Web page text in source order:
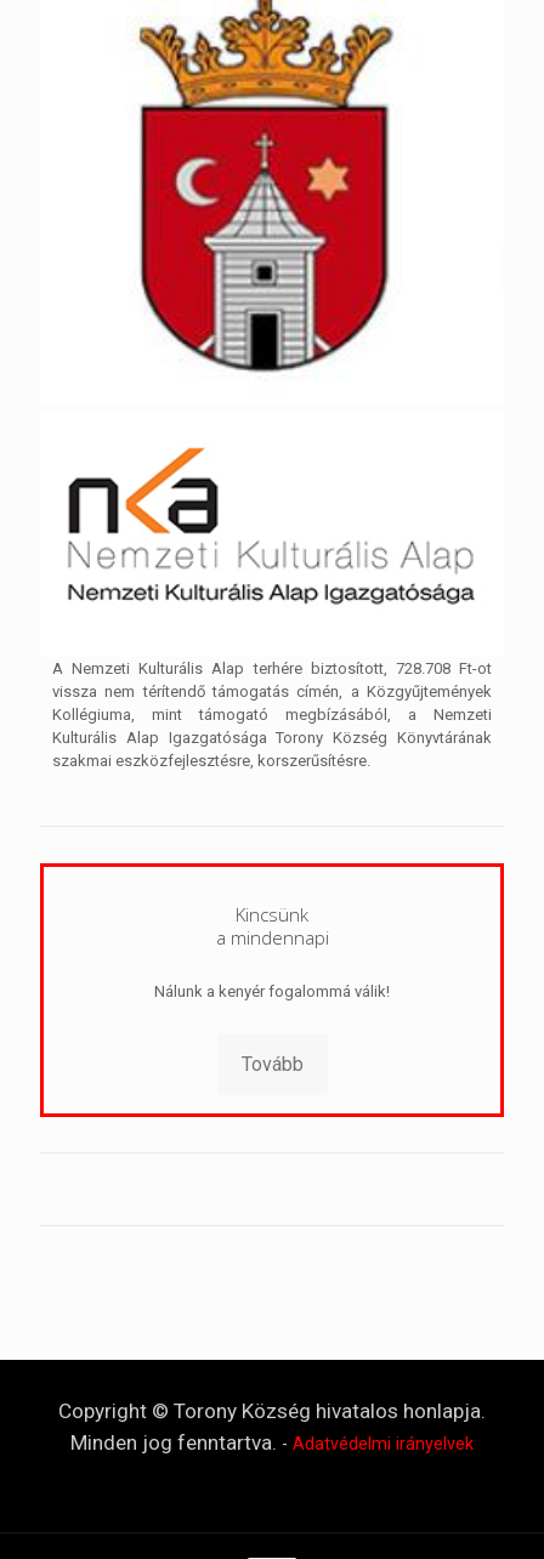
A Nemzeti Kulturális Alap terhére biztosított, 728.708 Ft-ot
vissza nem térítendő támogatás címén, a Közgyűjtemények
Kollégiuma, mint támogató megbízásából, a Nemzeti
Kulturális Alap Igazgatósága Torony Község Könyvtárának
szakmai eszközfejlesztésre, korszerűsítésre.
Kincsünk
a mindennapi
Nálunk a kenyér fogalommá válik!
Tovább
Copyright © Torony Község hivatalos honlapja.
Minden jog fenntartva. - Adatvédelmi irányelvek